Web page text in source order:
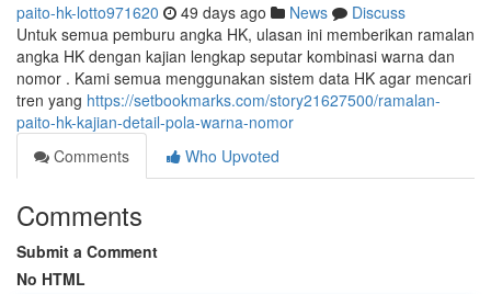
paito-hk-lotto971620 49 days ago News
Discuss
Untuk semua pemburu angka HK, ulasan ini memberikan ramalan
angka HK dengan kajian lengkap seputar kombinasi warna dan
nomor . Kami semua menggunakan sistem data HK agar mencari
tren yang https://setbookmarks.com/story21627500/ramalan-
paito-hk-kajian-detail-pola-warna-nomor
Comments
Who Upvoted
Comments
Submit a Comment
No HTML